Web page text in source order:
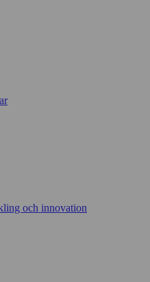
och innovation